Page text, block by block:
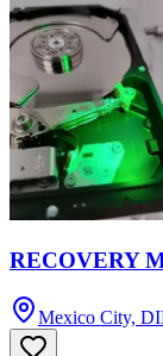
RECOVERY
Mexico City,